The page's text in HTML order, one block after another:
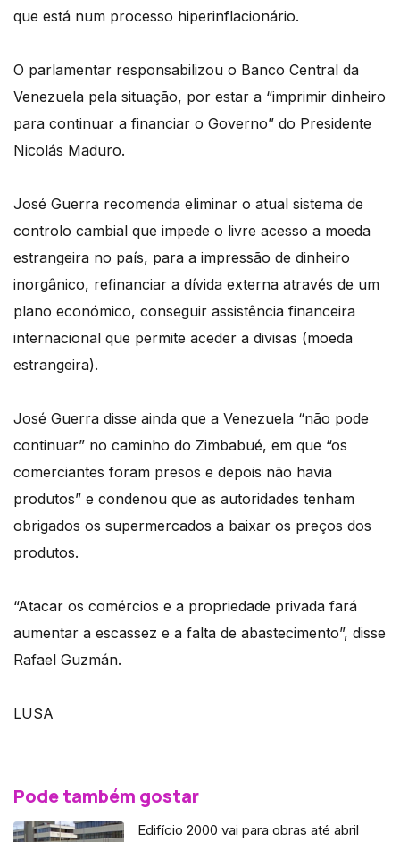
que está num processo hiperinflacionário.
O parlamentar responsabilizou o Banco Central da
Venezuela pela situação, por estar a “imprimir dinheiro
para continuar a financiar o Governo” do Presidente
Nicolás Maduro.
José Guerra recomenda eliminar o atual sistema de
controlo cambial que impede o livre acesso a moeda
estrangeira no país, para a impressão de dinheiro
inorgânico, refinanciar a dívida externa através de um
plano económico, conseguir assistência financeira
internacional que permite aceder a divisas (moeda
estrangeira).
José Guerra disse ainda que a Venezuela “não pode
continuar” no caminho do Zimbabué, em que “os
comerciantes foram presos e depois não havia
produtos” e condenou que as autoridades tenham
obrigados os supermercados a baixar os preços dos
produtos.
“Atacar os comércios e a propriedade privada fará
aumentar a escassez e a falta de abastecimento”, disse
Rafael Guzmán.
LUSA
Pode também gostar
Edifício 2000 vai para obras até abril